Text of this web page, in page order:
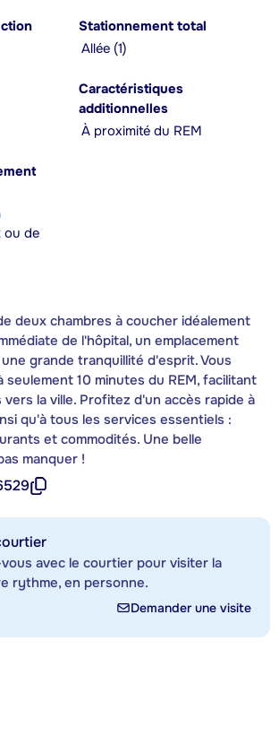
Stationnement total
Allée (1)
Caractéristiques
additionnelles
À proximité du REM
ou de
deux chambres à coucher idéalement
de l'hôpital, un emplacement
grande tranquillité d'esprit. Vous
seulement 10 minutes du REM, facilitant
la ville. Profitez d'un accès rapide à
qu'à tous les services essentiels :
et commodités. Une belle
manquer !
avec le courtier pour visiter la
rythme, en personne.
Demander une visite